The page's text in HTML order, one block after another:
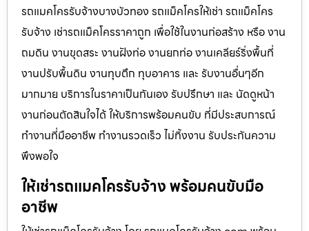
รถแมคโครรับจ้างบางบัวทอง รถแม็คโครให้เช่า รถแม็คโคร
รับจ้าง เช่ารถแม็คโครราคาถูก เพื่อใช้ในงานก่อสร้าง หรือ งาน
ถมดิน งานขุดสระ งานฝังท่อ งานยกท่อ งานเคลียร์ริ่งพื้นที่
งานปรับพื้นดิน งานทุบตึก ทุบอาคาร และ รับงานอื่นๆอีก
มากมาย บริการในราคาเป็นกันเอง รับปรึกษา และ นัดดูหน้า
งานก่อนตัดสินใจได้ ให้บริการพร้อมคนขับ ที่มีประสบการณ์
ทำงานที่มืออาชีพ ทำงานรวดเร็ว ไม่ทิ้งงาน รับประกันความ
พึงพอใจ
ให้เช่ารถแมคโครรับจ้าง พร้อมคนขับมือ
อาชีพ